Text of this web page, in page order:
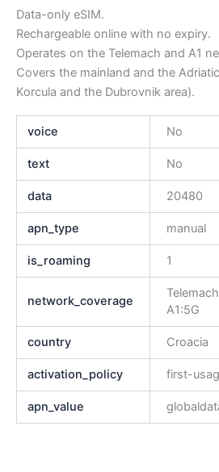
Data-only eSIM.
Rechargeable online with no expiry.
Operates on the Telemach and A1
Covers the mainland and the
Korcula and the Dubrovnik area).
voice No
text No
data 20480
apn_type manual
is_roaming 1
network_coverage
A1:5G
country Croacia
activation_policy first-
apn_value